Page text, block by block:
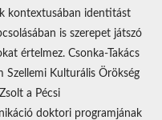
kontextusában identitást
is szerepet játszó
értelmez. Csonka-Takács
Szellemi Kulturális Örökség
a Pécsi
doktori programjának